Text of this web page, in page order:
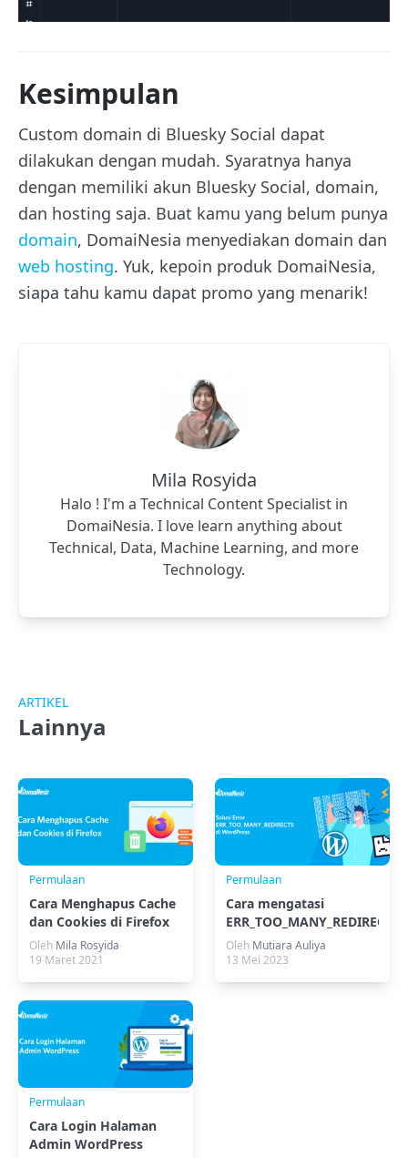
Kesimpulan
Custom domain di Bluesky Social dapat
dilakukan dengan mudah. Syaratnya hanya
dengan memiliki akun Bluesky Social, domain,
dan hosting saja. Buat kamu yang belum punya
domain, DomaiNesia menyediakan domain dan
web hosting. Yuk, kepoin produk DomaiNesia,
siapa tahu kamu dapat promo yang menarik!
Mila Rosyida
Halo ! I'm a Technical Content Specialist in
DomaiNesia. I love learn anything about
Technical, Data, Machine Learning, and more
Technology.
ARTIKEL
Lainnya
Permulaan
Cara Menghapus Cache
dan Cookies di Firefox
Oleh Mila Rosyida
19 Maret 2021
Permulaan
Cara mengatasi
ERR_TOO_MANY_REDIRECTS
di WordPress
Oleh Mutiara Auliya
13 Mei 2023
Permulaan
Cara Login Halaman
Admin WordPress